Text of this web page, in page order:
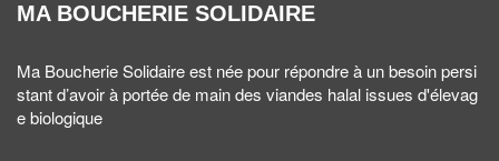
MA BOUCHERIE SOLIDAIRE
Ma Boucherie Solidaire est née pour répondre à un besoin persi
stant d’avoir à portée de main des viandes halal issues d'élevag
e biologique